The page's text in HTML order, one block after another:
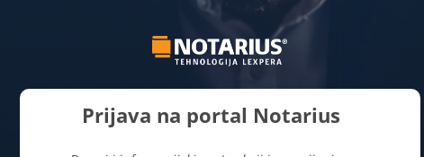
Prijava na portal Notarius